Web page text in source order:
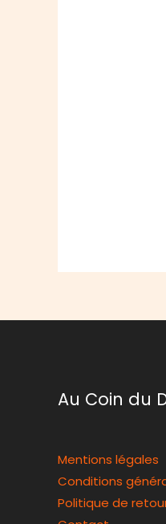
Au Coin du
Mentions légales
Conditions
Politique de